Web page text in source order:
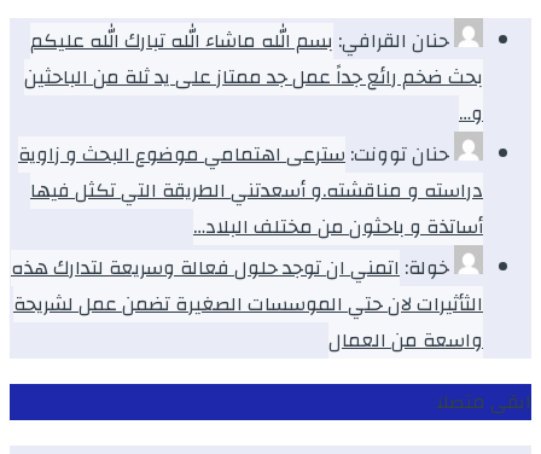
حنان القرافي: بسم الله ماشاء الله تبارك الله عليكم
بحث ضخم رائع جداً عمل جد ممتاز على يد ثلة من الباحثين
و…
حنان توونت:سترعى اهتمامي موضوع البحث و زاوية
دراسته و مناقشته.و أسعدتني الطريقة التي تكثل فيها
أساتذة و باحثون من مختلف البلاد…
خولة:اتمني ان توجد حلول فعالة وسريعة لتدارك هذه
الثأثيرات لان حتي الموسسات الصغيرة تضمن عمل لشريحة
واسعة من العمال
ابقى متصلا